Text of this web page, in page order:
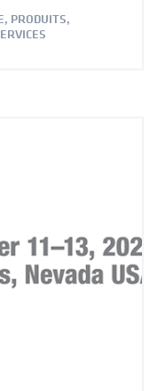
, PRODUITS,